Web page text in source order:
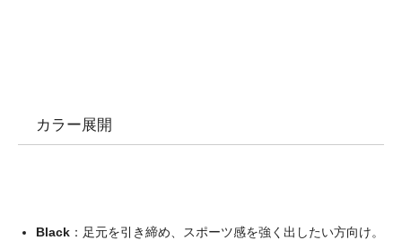
カラー展開
Black ：足元を引き締め、スポーツ感を強く出したい方向け。